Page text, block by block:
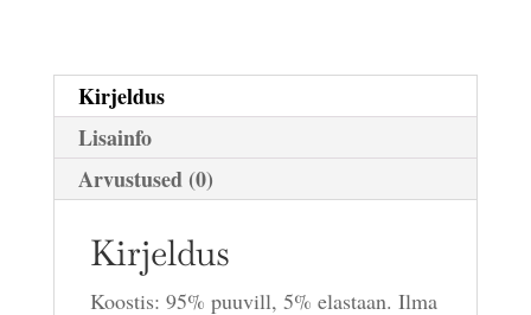
Kirjeldus
Lisainfo
Arvustused (0)
Kirjeldus
Koostis: 95% puuvill, 5% elastaan. Ilma